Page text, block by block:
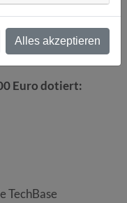
eines der 17 UN-
Euro dotiert:
TechBase
Alles akzeptieren